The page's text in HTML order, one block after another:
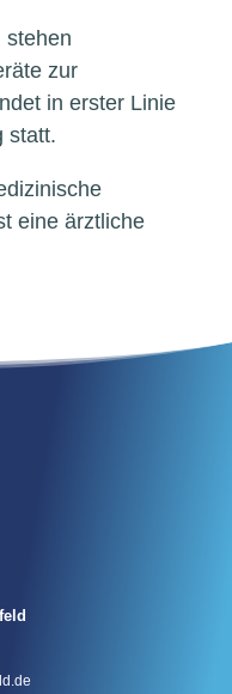
stehen
zur
in erster Linie
statt.
eine ärztliche